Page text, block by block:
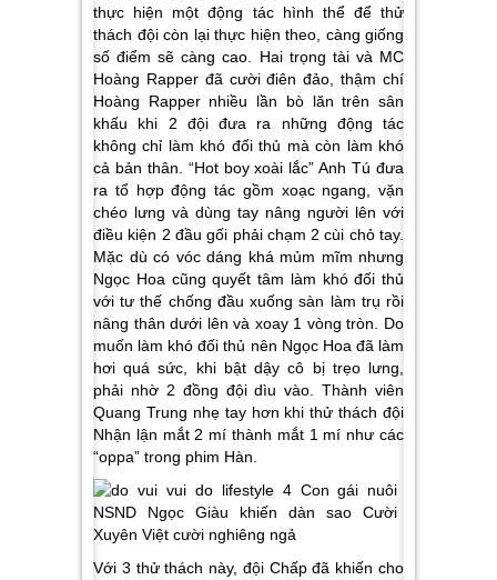
thực hiện một động tác hình thể để thử
thách đội còn lại thực hiện theo, càng giống
số điểm sẽ càng cao. Hai trọng tài và MC
Hoàng Rapper đã cười điên đảo, thậm chí
Hoàng Rapper nhiều lần bò lăn trên sân
khấu khi 2 đội đưa ra những động tác
không chỉ làm khó đối thủ mà còn làm khó
cả bản thân. “Hot boy xoài lắc” Anh Tú đưa
ra tổ hợp động tác gồm xoạc ngang, vặn
chéo lưng và dùng tay nâng người lên với
điều kiện 2 đầu gối phải chạm 2 cùi chỏ tay.
Mặc dù có vóc dáng khá mủm mĩm nhưng
Ngọc Hoa cũng quyết tâm làm khó đối thủ
với tư thế chống đầu xuống sàn làm trụ rồi
nâng thân dưới lên và xoay 1 vòng tròn. Do
muốn làm khó đối thủ nên Ngọc Hoa đã làm
hơi quá sức, khi bật dậy cô bị trẹo lưng,
phải nhờ 2 đồng đội dìu vào. Thành viên
Quang Trung nhẹ tay hơn khi thử thách đội
Nhận lận mắt 2 mí thành mắt 1 mí như các
“oppa” trong phim Hàn.
Với 3 thử thách này, đội Chấp đã khiến cho